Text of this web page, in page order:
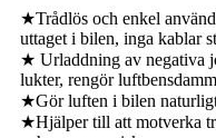
★Trådlös och enkel
uttaget i bilen, inga kablar
★ Urladdning av negativa
lukter, rengör
★Gör luften i bilen
★Hjälper till att motverka